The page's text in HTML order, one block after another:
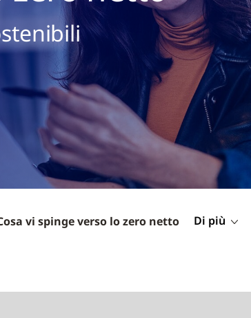
vi spinge verso lo zero netto Di più